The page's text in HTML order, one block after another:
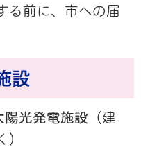
る前に、市への届
設
光発電施設 （建
）